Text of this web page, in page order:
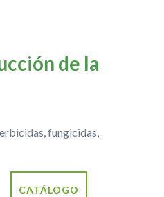
de la
fungicidas,
CATÁLOGO